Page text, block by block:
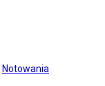
Notowania